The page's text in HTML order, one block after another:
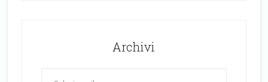
Archivi